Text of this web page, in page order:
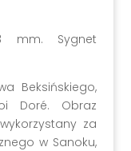
mm. Sygnet
Beksińskiego,
Doré. Obraz
za
w Sanoku,